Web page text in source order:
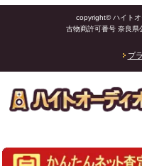
copyright© ハイト
古物商許可番号 奈良
プ